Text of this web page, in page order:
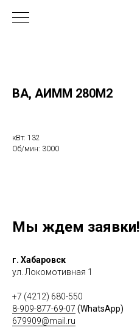
ВА, АИММ 280М2
кВт: 132
Об/мин: 3000
Мы ждем заявки!
г. Хабаровск
ул. Локомотивная 1
+7 (4212) 680-550
8-909-877-69-07 (WhatsApp)
679909@mail.ru